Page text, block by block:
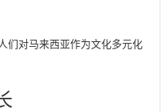
们对马来西亚作为文化多元化